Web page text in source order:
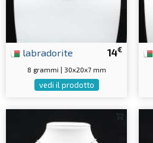
14€
labradorite
8 grammi | 30x20x7 mm
vedi il prodotto